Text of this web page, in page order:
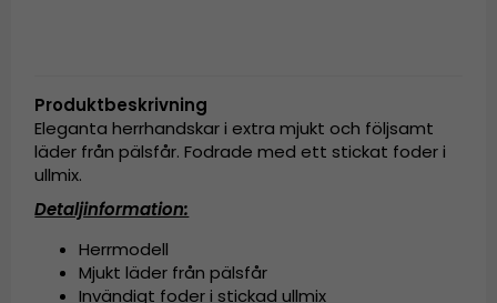
Produktbeskrivning
Eleganta herrhandskar i extra mjukt och följsamt
läder från pälsfår. Fodrade med ett stickat foder i
ullmix.
Detaljinformation:
Herrmodell
Mjukt läder från pälsfår
Invändigt foder i stickad ullmix